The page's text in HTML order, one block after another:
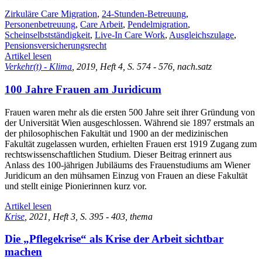
Zirkuläre Care Migration, 24-Stunden-Betreuung,
Personenbetreuung, Care Arbeit, Pendelmigration,
Scheinselbstständigkeit, Live-In Care Work, Ausgleichszulage,
Pensionsversicherungsrecht
Artikel lesen
Verkehr(t) - Klima , 2019, Heft 4, S. 574 - 576, nach.satz
100 Jahre Frauen am Juridicum
Frauen waren mehr als die ersten 500 Jahre seit ihrer Gründung von
der Universität Wien ausgeschlossen. Während sie 1897 erstmals an
der philosophischen Fakultät und 1900 an der medizinischen
Fakultät zugelassen wurden, erhielten Frauen erst 1919 Zugang zum
rechtswissenschaftlichen Studium. Dieser Beitrag erinnert aus
Anlass des 100-jährigen Jubiläums des Frauenstudiums am Wiener
Juridicum an den mühsamen Einzug von Frauen an diese Fakultät
und stellt einige Pionierinnen kurz vor.
Artikel lesen
Krise , 2021, Heft 3, S. 395 - 403, thema
Die „Pflegekrise“ als Krise der Arbeit sichtbar
machen